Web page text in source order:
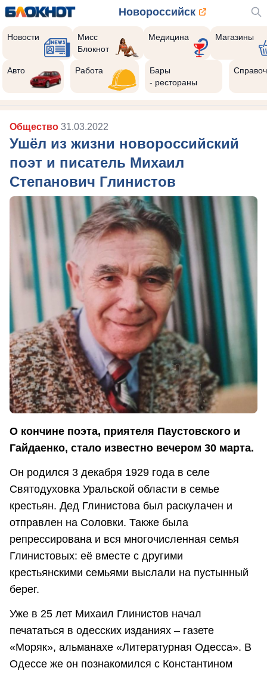
Новороссийск
Новости
Мисс
Блокнот
Медицина Магазины
Авто Работа
Бары
- рестораны
Общество 31.03.2022
Ушёл из жизни новороссийский
поэт и писатель Михаил
Степанович Глинистов
О кончине поэта, приятеля Паустовского и
Гайдаенко, стало известно вечером 30 марта.
Он родился 3 декабря 1929 года в селе
Святодуховка Уральской области в семье
крестьян. Дед Глинистова был раскулачен и
отправлен на Соловки. Также была
репрессирована и вся многочисленная семья
Глинистовых: её вместе с другими
крестьянскими семьями выслали на пустынный
берег.
Уже в 25 лет Михаил Глинистов начал
печататься в одесских изданиях – газете
«Моряк», альманахе «Литературная Одесса». В
Одессе же он познакомился с Константином